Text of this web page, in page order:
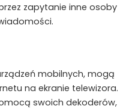
zapytanie inne osoby
mobilnych, mogą
na ekranie telewizora.
swoich dekoderów,